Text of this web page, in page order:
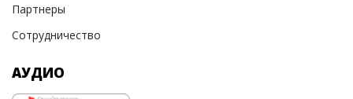
Партнеры
Сотрудничество
АУДИО